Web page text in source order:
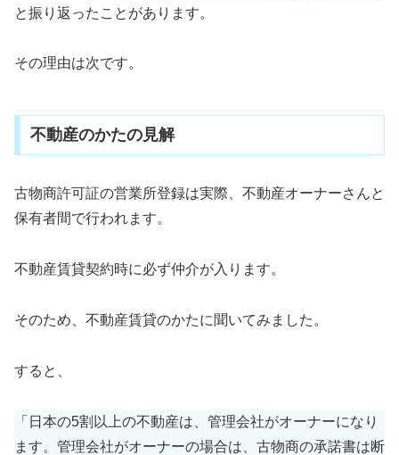
と振り返ったことがあります。
その理由は次です。
不動産のかたの見解
古物商許可証の営業所登録は実際、不動産オーナーさんと
保有者間で行われます。
不動産賃貸契約時に必ず仲介が入ります。
そのため、不動産賃貸のかたに聞いてみました。
すると、
「日本の5割以上の不動産は、管理会社がオーナーになり
ます。管理会社がオーナーの場合は、古物商の承諾書は断